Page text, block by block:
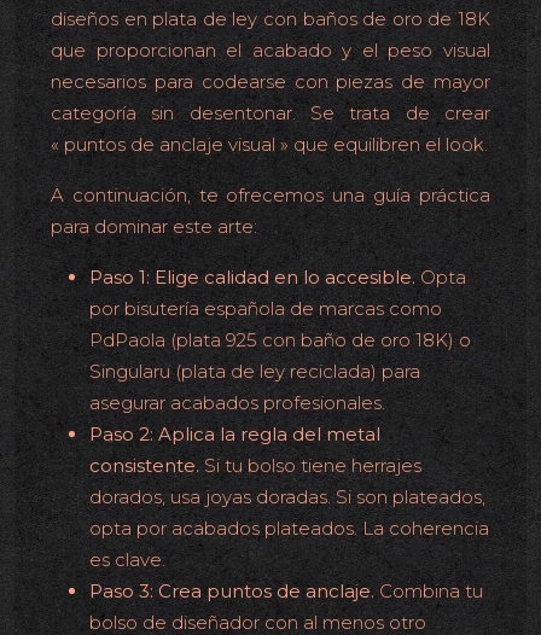
diseños en plata de ley con baños de oro de 18K
que proporcionan el acabado y el peso visual
necesarios para codearse con piezas de mayor
categoría sin desentonar. Se trata de crear
« puntos de anclaje visual » que equilibren el look.
A continuación, te ofrecemos una guía práctica
para dominar este arte:
Paso 1: Elige calidad en lo accesible. Opta
por bisutería española de marcas como
PdPaola (plata 925 con baño de oro 18K) o
Singularu (plata de ley reciclada) para
asegurar acabados profesionales.
Paso 2: Aplica la regla del metal
consistente.Si tu bolso tiene herrajes
dorados, usa joyas doradas. Si son plateados,
opta por acabados plateados. La coherencia
es clave.
Paso 3: Crea puntos de anclaje.Combina tu
bolso de diseñador con al menos otro